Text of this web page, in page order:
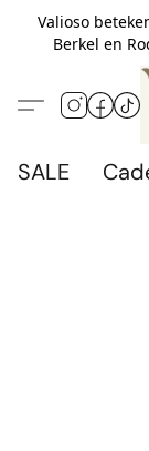
Valioso
Berkel en
SALE